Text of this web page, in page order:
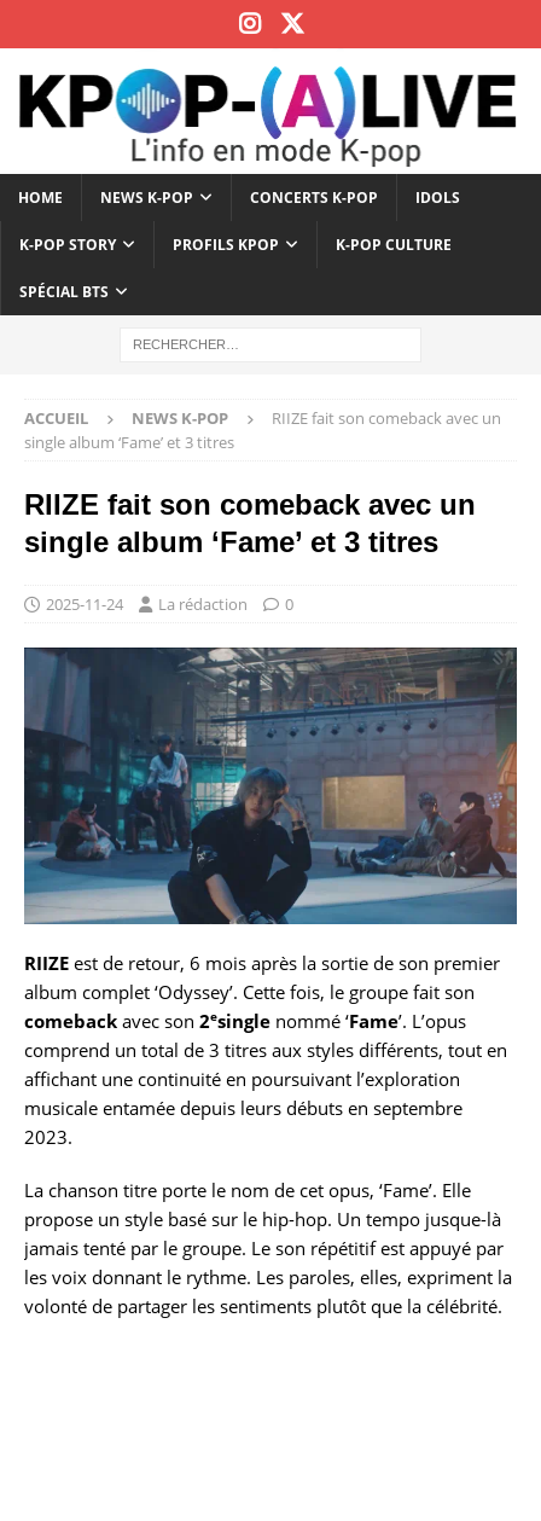
HOME NEWS K-POP CONCERTS K-POP IDOLS
K-POP STORY PROFILS KPOP K-POP CULTURE
SPÉCIAL BTS
ACCUEIL NEWS K-POP
RIIZE fait son comeback avec un
single album ‘Fame’ et 3 titres
RIIZE fait son comeback avec un
single album ‘Fame’ et 3 titres
2025-11-24 La rédaction 0
RIIZE est de retour, 6 mois après la sortie de son premier
album complet ‘Odyssey’. Cette fois, le groupe fait son
comeback avec son 2esingle nommé ‘Fame’. L’opus
comprend un total de 3 titres aux styles différents, tout en
affichant une continuité en poursuivant l’exploration
musicale entamée depuis leurs débuts en septembre
2023.
La chanson titre porte le nom de cet opus, ‘Fame’. Elle
propose un style basé sur le hip-hop. Un tempo jusque-là
jamais tenté par le groupe. Le son répétitif est appuyé par
les voix donnant le rythme. Les paroles, elles, expriment la
volonté de partager les sentiments plutôt que la célébrité.